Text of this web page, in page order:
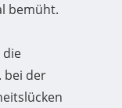
bemüht.
die
bei der